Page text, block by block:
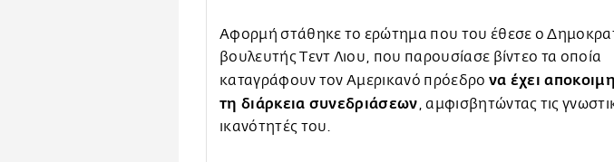
Αφορμή στάθηκε το ερώτημα που του έθεσε ο
βουλευτής Τεντ Λιου, που παρουσίασε βίντεο τα οποία
καταγράφουν τον Αμερικανό πρόεδρο να έχει
τη διάρκεια συνεδριάσεων, αμφισβητώντας τις
ικανότητές του.